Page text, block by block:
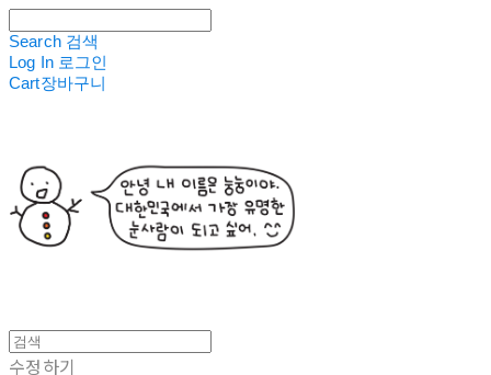
Search 검색
Log In 로그인
Cart장바구니
수정하기